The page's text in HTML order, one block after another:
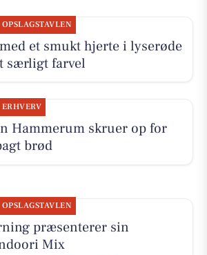
OPSLAGSTAVLEN
et smukt hjerte i lyserøde
særligt farvel
ERHVERV
Hammerum skruer op for
brød
OPSLAGSTAVLEN
præsenterer sin
Mix